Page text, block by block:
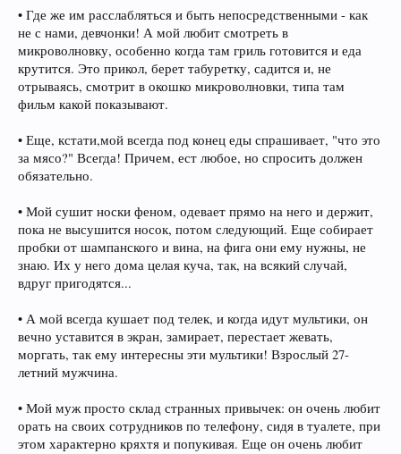
• Где же им расслабляться и быть непосредственными - как
не с нами, девчонки! А мой любит смотреть в
микроволновку, особенно когда там гриль готовится и еда
крутится. Это прикол, берет табуретку, садится и, не
отрываясь, смотрит в окошко микроволновки, типа там
фильм какой показывают.
• Еще, кстати,мой всегда под конец еды спрашивает, "что это
за мясо?" Всегда! Причем, ест любое, но спросить должен
обязательно.
• Мой сушит носки феном, одевает прямо на него и держит,
пока не высушится носок, потом следующий. Еще собирает
пробки от шампанского и вина, на фига они ему нужны, не
знаю. Их у него дома целая куча, так, на всякий случай,
вдруг пригодятся...
• А мой всегда кушает под телек, и когда идут мультики, он
вечно уставится в экран, замирает, перестает жевать,
моргать, так ему интересны эти мультики! Взрослый 27-
летний мужчина.
• Мой муж просто склад странных привычек: он очень любит
орать на своих сотрудников по телефону, сидя в туалете, при
этом характерно кряхтя и попукивая. Еще он очень любит